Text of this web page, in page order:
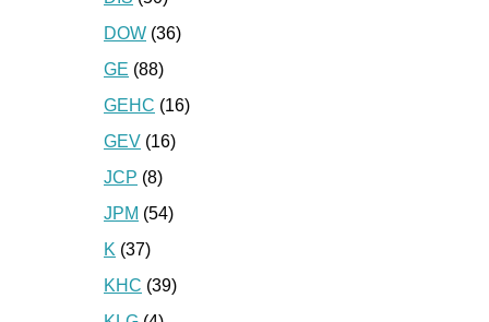
DOW (36)
GE (88)
GEHC (16)
GEV (16)
JCP (8)
JPM (54)
K (37)
KHC (39)